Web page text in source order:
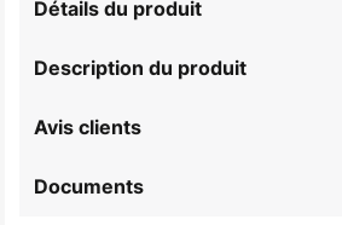
Description du produit
Détails du produit
Avis clients
Documents